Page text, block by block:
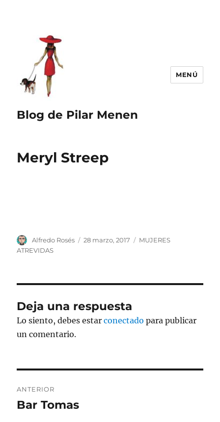
Blog de Pilar Menen
MENÚ
Meryl Streep
Autor
Alfredo Rosés
Publicado
28 marzo, 2017 Categorías
MUJERES
ATREVIDAS
Deja una respuesta
Lo siento, debes estarconectado para publicar
un comentario.
de
ANTERIOR
Entrada
Bar Tomas